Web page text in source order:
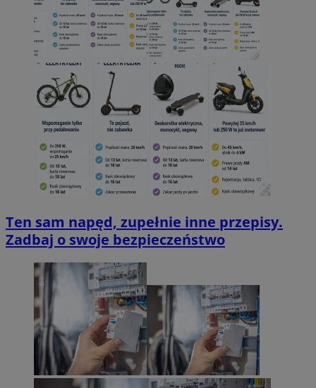
Ten sam napęd, zupełnie inne przepisy.
Zadbaj o swoje bezpieczeństwo